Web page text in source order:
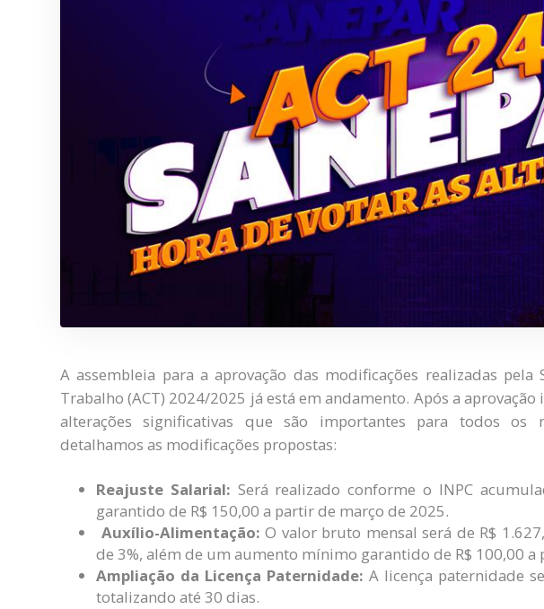
A assembleia para a aprovação das modificações realizadas pela
Trabalho (ACT) 2024/2025 já está em andamento. Após a aprovação
alterações significativas que são importantes para todos os
detalhamos as modificações propostas:
Reajuste Salarial: Será realizado conforme o INPC
garantido de R$ 150,00 a partir de março de 2025.
Auxílio-Alimentação: O valor bruto mensal será de R$
de 3%, além de um aumento mínimo garantido de R$ 100,00 a
Ampliação da Licença Paternidade: A licença paternidade
totalizando até 30 dias.